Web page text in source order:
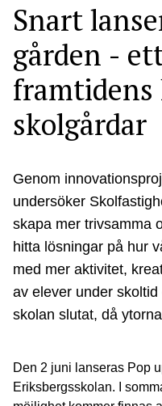
Snart
gården -
framtidens
skolgårdar
Genom
undersöker
skapa mer trivsamma
hitta lösningar på hur
med mer aktivitet,
av elever under
skolan slutat, då
Den 2 juni lanseras Pop
Eriksbergsskolan. I